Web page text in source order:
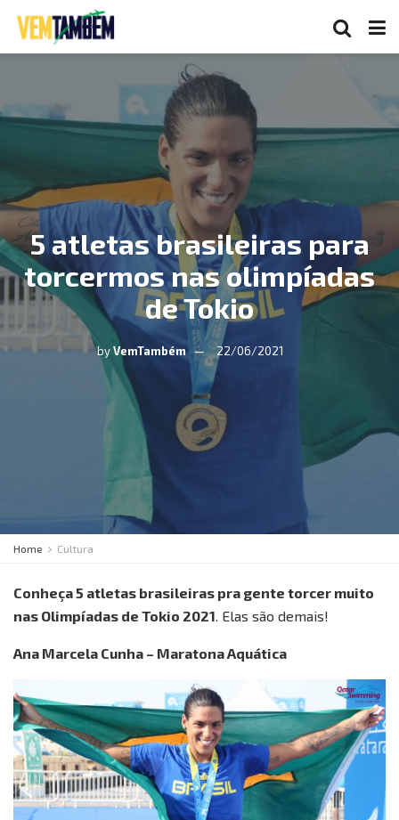
5 atletas brasileiras para
torcermos nas olimpíadas
de Tokio
by VemTambém 22/06/2021
Home Cultura
Conheça 5 atletas brasileiras pra gente torcer muito
nas Olimpíadas de Tokio 2021. Elas são demais!
Ana Marcela Cunha – Maratona Aquática